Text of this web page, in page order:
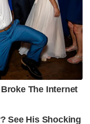
നിന്ന്
ശ്രമിച്ചത്
കുടുംബം
പരിഗണിച്ച
തുടരാൻ
തിരികെ